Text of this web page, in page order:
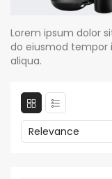
Lorem ipsum dolor
do eiusmod tempor
aliqua.
Relevance